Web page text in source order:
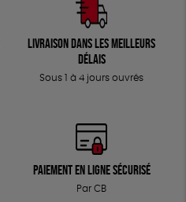
Livraison dans les meilleurs
délais
Sous 1 à 4 jours ouvrés
Paiement en ligne sécurisé
Par CB